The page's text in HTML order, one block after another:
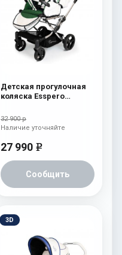
Детская прогулочная
коляска Esspero
Green
32 900 р
27 990 e
Сообщить
Наличие уточняйте
3D